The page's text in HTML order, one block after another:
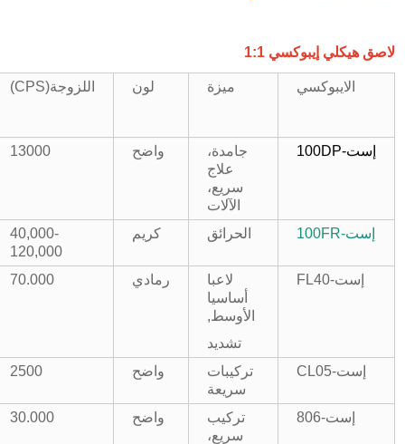
لاصق هيكلي إيبوكسي 1:1
الايبوكسي ميزة لون اللزوجة(CPS)
إست-100DP
جامدة،
علاج
سريع،
الآلات
واضح 13000
إست-100FR الحرائق كريم
40,000-
120,000
إست-FL40
لاعبا
أساسيا
الأوسط,
تشديد
رمادي 70.000
إست-CL05
تركيبات
سريعة
واضح 2500
إست-806
تركيب
سريع،
واضح 30.000